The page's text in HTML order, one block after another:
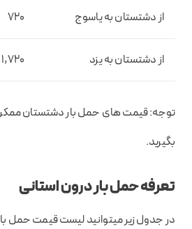
از دشتستان به یاسوج 720
از دشتستان به یزد 1,720
توجه: قیمت های حمل بار دشتستان
بگیرید.
تعرفه حمل بار درون استانی
در جدول زیر میتوانید لیست قیمت حمل